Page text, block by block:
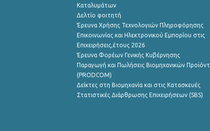
Καταλυμάτων
Δελτίο φοιτητή
Έρευνα Χρήσης Τεχνολογιών Πληροφόρησης
Επικοινωνίας και Ηλεκτρονικού Εμπορίου στις
Επιχειρήσεις,έτους 2026
Έρευνα Φορέων Γενικής Κυβέρνησης
Παραγωγή και Πωλήσεις Βιομηχανικών
(PRODCOM)
Δείκτες στη Βιομηχανία και στις Κατασκευές
Στατιστικές Διάρθρωσης Επιχειρήσεων (SBS)